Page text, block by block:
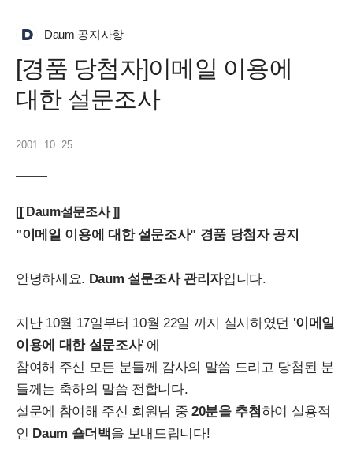
Daum 공지사항
[경품 당첨자]이메일 이용에
대한 설문조사
2001. 10. 25.
[[ Daum설문조사 ]]
"이메일 이용에 대한 설문조사" 경품 당첨자 공지
안녕하세요. Daum 설문조사 관리자입니다.
지난 10월 17일부터 10월 22일 까지 실시하였던 '이메일
이용에 대한 설문조사' 에
참여해 주신 모든 분들께 감사의 말씀 드리고 당첨된 분
들께는 축하의 말씀 전합니다.
설문에 참여해 주신 회원님 중20분을 추첨하여 실용적
인 Daum 숄더백을 보내드립니다!